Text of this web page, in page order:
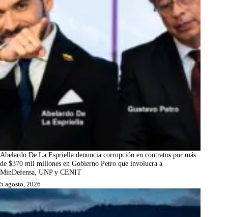
Abelardo De La Espriella denuncia corrupción en contratos por más
de $370 mil millones en Gobierno Petro que involucra a
MinDefensa, UNP y CENIT
5 agosto, 2026